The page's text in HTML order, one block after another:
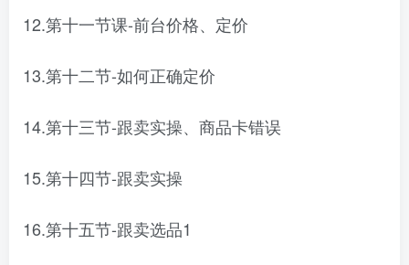
12.第十一节课-前台价格、定价
13.第十二节-如何正确定价
14.第十三节-跟卖实操、商品卡错误
15.第十四节-跟卖实操
16.第十五节-跟卖选品1